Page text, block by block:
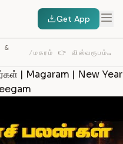
Get App
&
/ மகரம் 👉 விஸ்வரூபம் எடுக்க போகிறீர்கள் | MAGARAM | NEW Y… — TRANSCRIPT
| Magaram | New Year